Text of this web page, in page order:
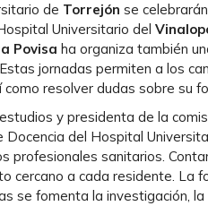
de Torrejón se celebrarán
Universitario del
Povisa ha organiza también
jornadas permiten a los
resolver dudas sobre su
y presidenta de la
Docencia del Hospital
profesionales sanitarios.
cercano a cada residente. La
se fomenta la investigación, la